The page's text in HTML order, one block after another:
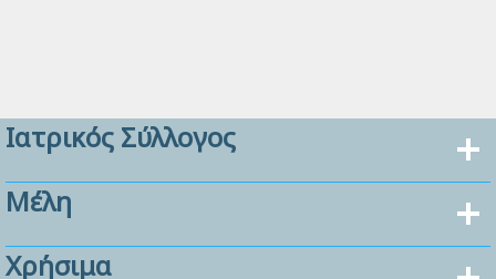
Ιατρικός Σύλλογος
Μέλη
Χρήσιμα